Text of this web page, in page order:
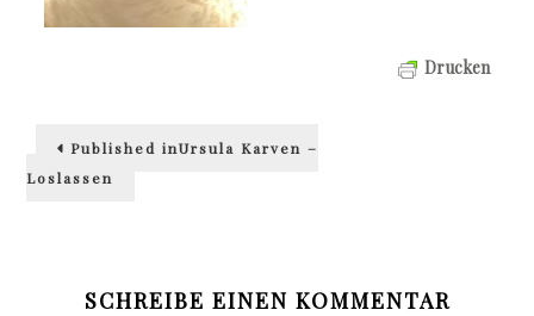
Drucken
Beitragsnavigation
Published inUrsula Karven –
Loslassen
SCHREIBE EINEN KOMMENTAR